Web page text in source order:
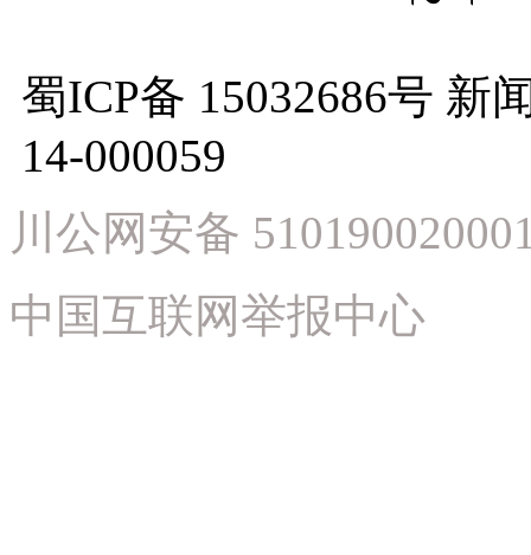
蜀ICP备 15032686号 新
14-000059
川公网安备
中国互联网举报中心